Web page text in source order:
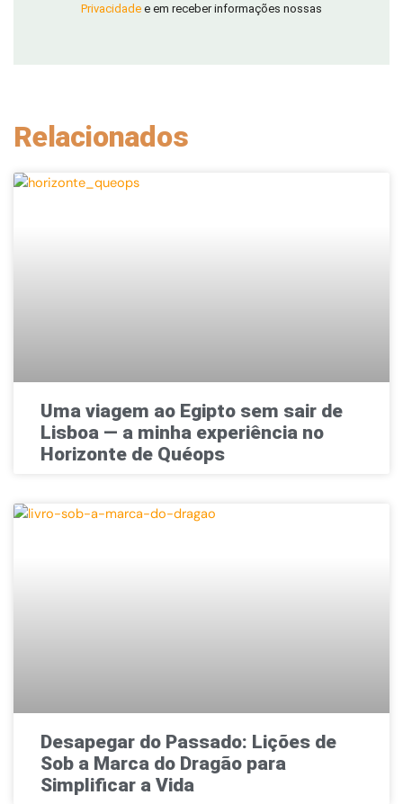
Privacidade e em receber informações nossas
Relacionados
Uma viagem ao Egipto sem sair de
Lisboa — a minha experiência no
Horizonte de Quéops
Desapegar do Passado: Lições de
Sob a Marca do Dragão para
Simplificar a Vida